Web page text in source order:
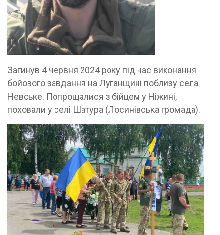
Загинув 4 червня 2024 року під час виконання
бойового завдання на Луганщині поблизу села
Невське. Попрощалися з бійцем у Ніжині,
поховали у селі Шатура (Лосинівська громада).